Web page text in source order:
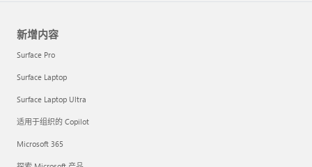
新增内容
Surface Pro
Surface Laptop
Surface Laptop Ultra
适用于组织的 Copilot
Microsoft 365